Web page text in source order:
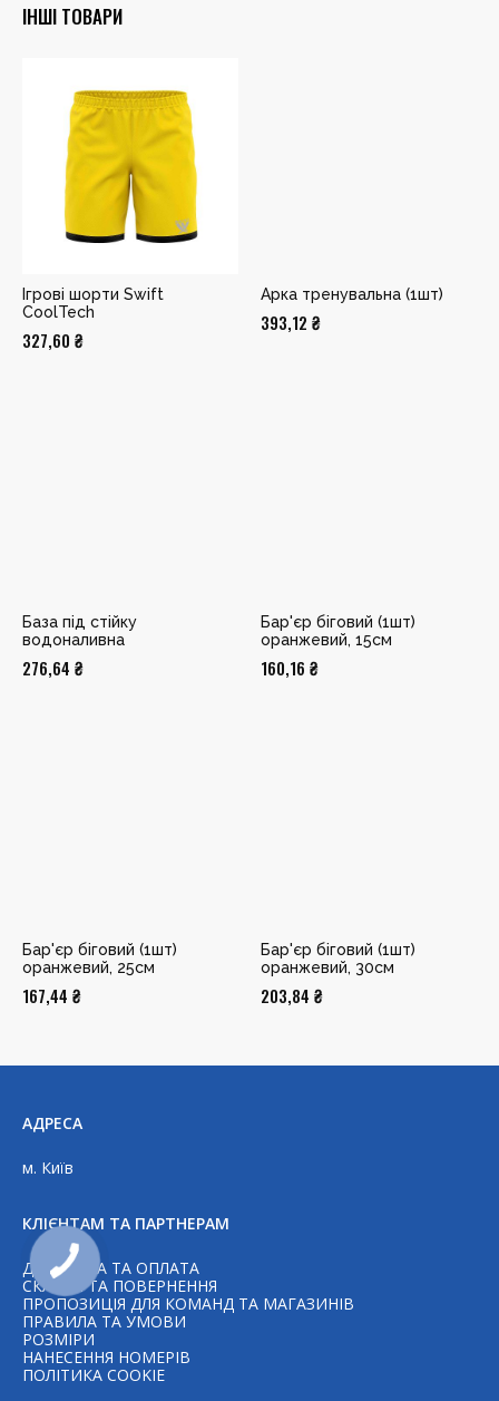
ІНШІ ТОВАРИ
Ігрові шорти Swift
CoolTech
327,60 ₴
Арка тренувальна (1шт)
393,12 ₴
База під стійку
водоналивна
276,64 ₴
Бар'єр біговий (1шт)
оранжевий, 15см
160,16 ₴
Бар'єр біговий (1шт)
оранжевий, 25см
167,44 ₴
Бар'єр біговий (1шт)
оранжевий, 30см
203,84 ₴
АДРЕСА
м. Київ
КЛІЄНТАМ ТА ПАРТНЕРАМ
ДОСТАВКА ТА ОПЛАТА
СКАРГИ ТА ПОВЕРНЕННЯ
ПРОПОЗИЦІЯ ДЛЯ КОМАНД ТА МАГАЗИНІВ
ПРАВИЛА ТА УМОВИ
РОЗМІРИ
НАНЕСЕННЯ НОМЕРІВ
ПОЛІТИКА COOKIE